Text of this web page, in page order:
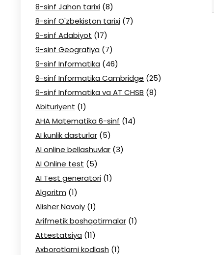
8-sinf Jahon tarixi (8)
8-sinf O'zbekiston tarixi (7)
9-sinf Adabiyot (17)
9-sinf Geografiya (7)
9-sinf Informatika (46)
9-sinf Informatika Cambridge (25)
9-sinf Informatika va AT CHSB (8)
Abituriyent (1)
AHA Matematika 6-sinf (14)
AI kunlik dasturlar (5)
AI online bellashuvlar (3)
AI Online test (5)
AI Test generatori (1)
Algoritm (1)
Alisher Navoiy (1)
Arifmetik boshqotirmalar (1)
Attestatsiya (11)
Axborotlarni kodlash (1)